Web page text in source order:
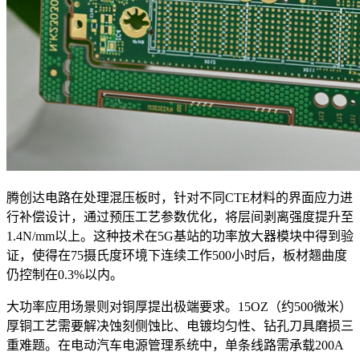
腾创达电路在处理混压板时，针对不同CTE材料的界面应力进
行补偿设计，通过预压工艺参数优化，将层间剥离强度提升至
1.4N/mm以上。这种技术在5G基站的功率放大器模块中得到验
证，使得在75摄氏度环境下连续工作500小时后，板材翘曲度
仍控制在0.3%以内。
大功率应用场景则对铜厚提出极端要求。15OZ（约500微米）
厚铜工艺需要解决蚀刻侧蚀比、电镀均匀性、钻孔刀具磨损三
重难题。在电动汽车电源管理系统中，单条线路需承载200A